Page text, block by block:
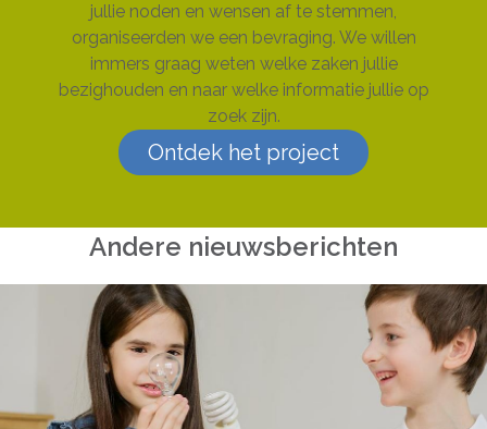
jullie noden en wensen af te stemmen,
organiseerden we een bevraging. We willen
immers graag weten welke zaken jullie
bezighouden en naar welke informatie jullie op
zoek zijn.
Ontdek het project
Andere nieuwsberichten